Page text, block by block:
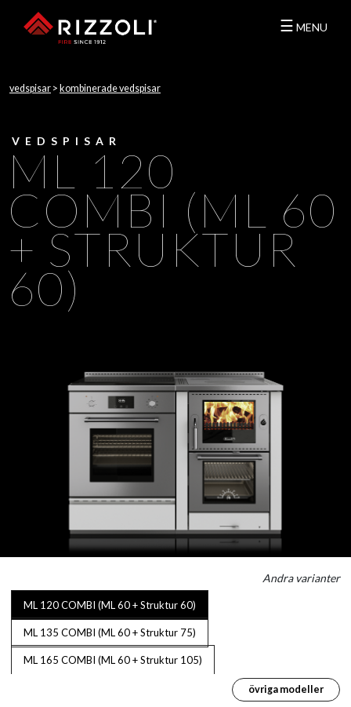
☰ MENU
vedspisar > kombinerade vedspisar
VEDSPISAR
ML 120
COMBI (ML 60
+ STRUKTUR
60)
Andra varianter
ML 120 COMBI (ML 60 + Struktur 60)
ML 135 COMBI (ML 60 + Struktur 75)
ML 165 COMBI (ML 60 + Struktur 105)
övriga modeller